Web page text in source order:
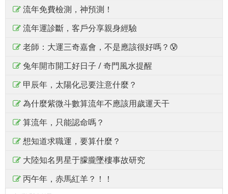
流年免費檢測，神預測！
流年運診斷，客戶分享親身經驗
老師：大運三奇嘉會，不是應該很好嗎？😰
兔年開市開工好日子 / 奇門風水提醒
甲辰年，太陽化忌要注意什麼？
為什麼紫微斗數算流年不應該用歲運天干
算流年，只能認命嗎？
想知道求職運，要算什麼？
大陸知名男星于朦朧墜樓事故研究
丙午年，赤馬紅羊？！！